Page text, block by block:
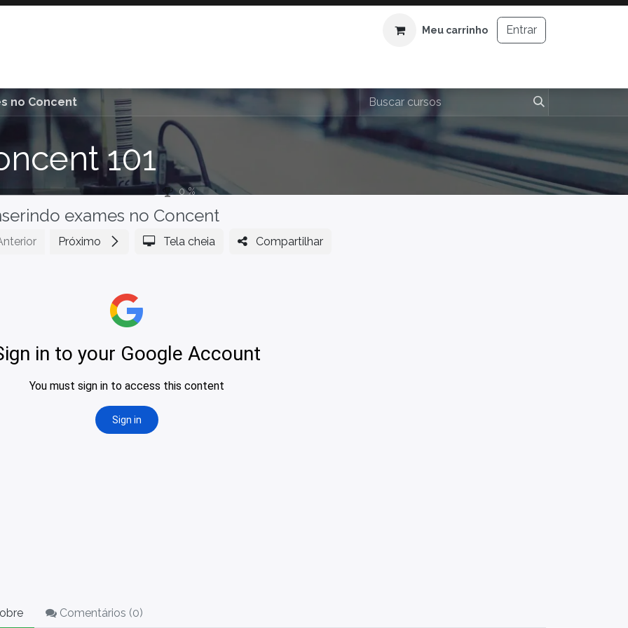
Meu carrinho Entrar
no Concent
101
0%
exames no Concent
Próximo Tela cheia Compartilhar
Comentários (0)